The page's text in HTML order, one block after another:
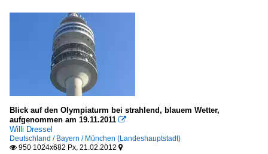
Blick auf den Olympiaturm bei strahlend, blauem Wetter,
aufgenommen am 19.11.2011 
Willi Dressel
Deutschland / Bayern / München (Landeshauptstadt)
 950 1024x682 Px, 21.02.2012 